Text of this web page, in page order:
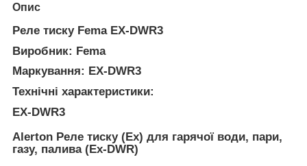
Опис
Реле тиску Fema EX-DWR3
Виробник: Fema
Маркування: EX-DWR3
Технічні характеристики:
EX-DWR3
Alerton Реле тиску (Ex) для гарячої води, пари,
газу, палива (Ex-DWR)